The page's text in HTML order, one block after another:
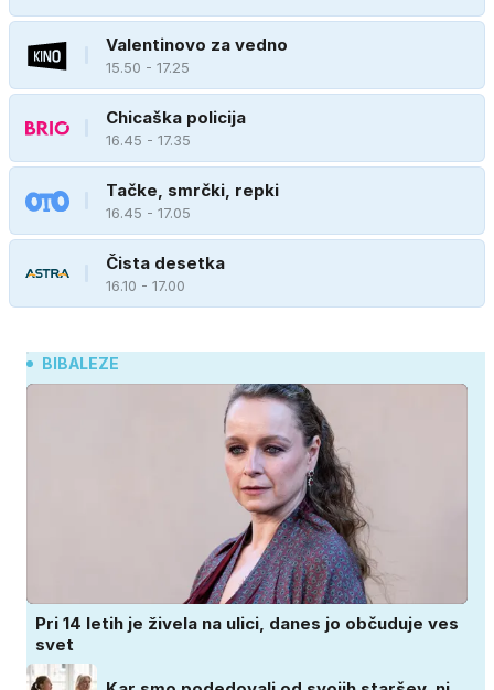
Valentinovo za vedno
15.50 - 17.25
Chicaška policija
16.45 - 17.35
Tačke, smrčki, repki
16.45 - 17.05
Čista desetka
16.10 - 17.00
BIBALEZE
Pri 14 letih je živela na ulici, danes jo občuduje ves
svet